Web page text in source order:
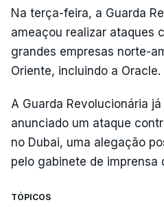
Na terça-feira, a Guarda
ameaçou realizar ataques
grandes empresas norte-
Oriente, incluindo a Oracle.
A Guarda Revolucionária
anunciado um ataque
no Dubai, uma alegação
pelo gabinete de imprensa
TÓPICOS